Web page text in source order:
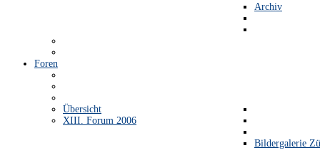
Archiv
Foren
Übersicht
XIII. Forum 2006
Bildergalerie